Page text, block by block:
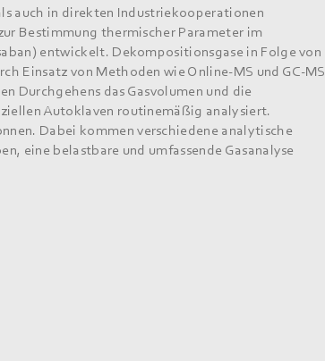
auch in direkten Industriekooperationen
Bestimmung thermischer Parameter im
entwickelt. Dekompositionsgase in Folge von
Einsatz von Methoden wie Online-MS und GC-MS
Durchgehens das Gasvolumen und die
Autoklaven routinemäßig analysiert.
Dabei kommen verschiedene analytische
eine belastbare und umfassende Gasanalyse